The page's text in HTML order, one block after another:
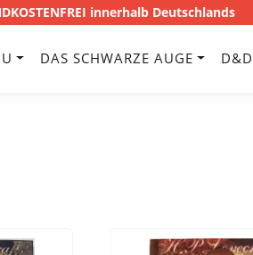
innerhalb Deutschlands
DAS SCHWARZE AUGE D&D